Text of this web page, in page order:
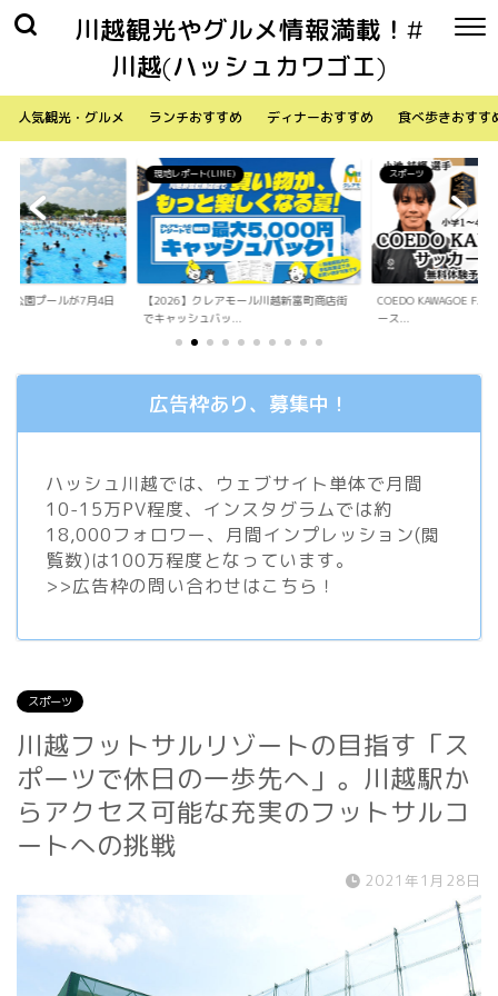
川越観光やグルメ情報満載！#
川越(ハッシュカワゴエ)
人気観光・グルメ ランチおすすめ ディナーおすすめ 食べ歩きおすす
ル川越新富町商店街
スポーツ
COEDO KAWAGOE F.Cが小学生向けサッカ
ース...
生活
「Sky Walker 7058」
内ア...
広告枠あり、募集中！
ハッシュ川越では、ウェブサイト単体で月間
10-15万PV程度、 インスタグラムでは約
18,000フォロワー、月間インプレッション(閲
覧数)は100万程度となっています。
>>広告枠の問い合わせはこちら！
スポーツ
川越フットサルリゾートの目指す「ス
ポーツで休日の一歩先へ」。川越駅か
らアクセス可能な充実のフットサルコ
ートへの挑戦
2021年1月28日